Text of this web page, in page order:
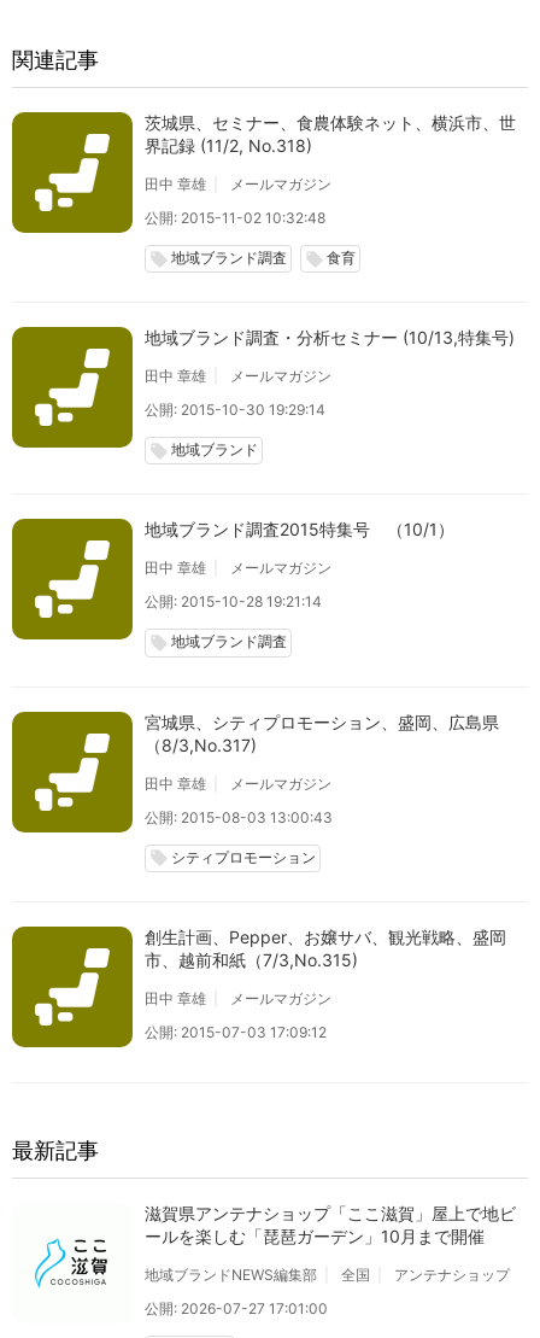
関連記事
茨城県、セミナー、食農体験ネット、横浜市、世
界記録 (11/2, No.318)
田中 章雄
メールマガジン
公開: 2015-11-02 10:32:48
local_offer 地域ブランド調査 local_offer 食育
地域ブランド調査・分析セミナー (10/13,特集号)
田中 章雄
メールマガジン
公開: 2015-10-30 19:29:14
local_offer 地域ブランド
地域ブランド調査2015特集号 （10/1）
田中 章雄
メールマガジン
公開: 2015-10-28 19:21:14
local_offer 地域ブランド調査
宮城県、シティプロモーション、盛岡、広島県
（8/3,No.317)
田中 章雄
メールマガジン
公開: 2015-08-03 13:00:43
local_offer シティプロモーション
創生計画、Pepper、お嬢サバ、観光戦略、盛岡
市、越前和紙（7/3,No.315)
田中 章雄
メールマガジン
公開: 2015-07-03 17:09:12
最新記事
滋賀県アンテナショップ「ここ滋賀」屋上で地ビ
ールを楽しむ「琵琶ガーデン」10月まで開催
地域ブランドNEWS編集部 全国
アンテナショップ
公開: 2026-07-27 17:01:00